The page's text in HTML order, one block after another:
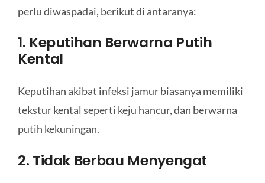
perlu diwaspadai, berikut di antaranya:
1. Keputihan Berwarna Putih
Kental
Keputihan akibat infeksi jamur biasanya memiliki
tekstur kental seperti keju hancur, dan berwarna
putih kekuningan.
2. Tidak Berbau Menyengat